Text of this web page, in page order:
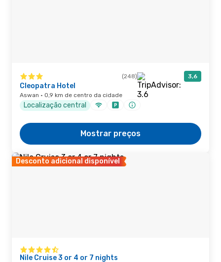
(248) 3,6
Cleopatra Hotel
Aswan · 0,9 km de centro da cidade
Localização central
Mostrar preços
Desconto adicional disponível
Nile Cruise 3 or 4 or 7 nights